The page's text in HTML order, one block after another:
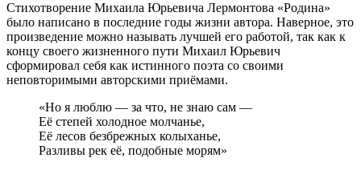
Стихотворение Михаила Юрьевича Лермонтова «Родина»
было написано в последние годы жизни автора. Наверное, это
произведение можно называть лучшей его работой, так как к
концу своего жизненного пути Михаил Юрьевич
сформировал себя как истинного поэта со своими
неповторимыми авторскими приёмами.
«Но я люблю — за что, не знаю сам —
Её степей холодное молчанье,
Её лесов безбрежных колыханье,
Разливы рек её, подобные морям»